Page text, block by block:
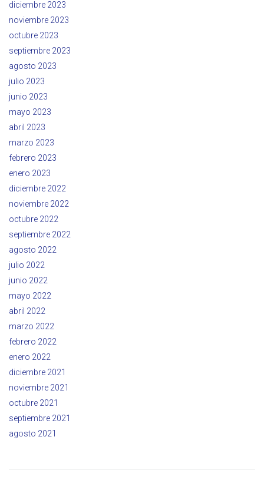
diciembre 2023
noviembre 2023
octubre 2023
septiembre 2023
agosto 2023
julio 2023
junio 2023
mayo 2023
abril 2023
marzo 2023
febrero 2023
enero 2023
diciembre 2022
noviembre 2022
octubre 2022
septiembre 2022
agosto 2022
julio 2022
junio 2022
mayo 2022
abril 2022
marzo 2022
febrero 2022
enero 2022
diciembre 2021
noviembre 2021
octubre 2021
septiembre 2021
agosto 2021